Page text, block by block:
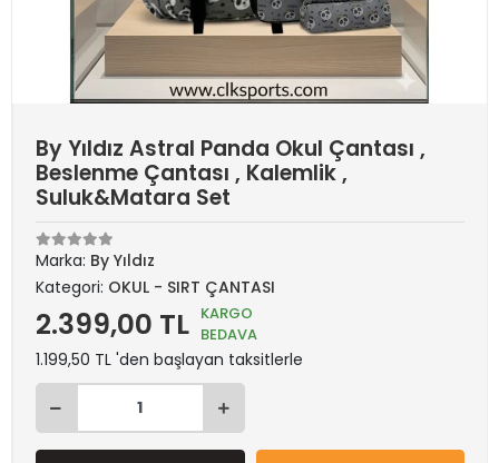
By Yıldız Astral Panda Okul Çantası ,
Beslenme Çantası , Kalemlik ,
Suluk&Matara Set
Marka: By Yıldız
Kategori: OKUL - SIRT ÇANTASI
2.399,00 TL KARGO
BEDAVA
1.199,50 TL 'den başlayan taksitlerle